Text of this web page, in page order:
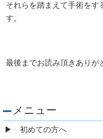
それらを踏まえて手術をす
す。
最後までお読み頂きありが
メニュー
初めての方へ